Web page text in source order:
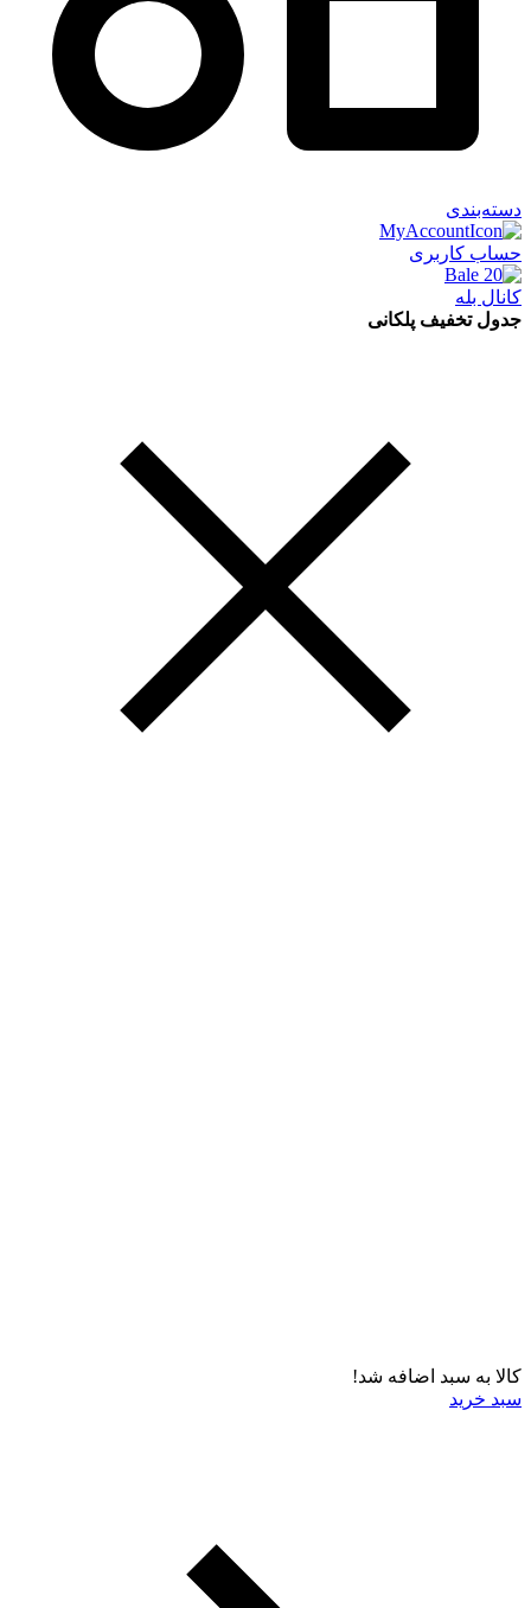
دسته‌بندی
حساب کاربری
کانال بله
جدول تخفیف پلکانی
کالا به سبد اضافه شد!
سبد خرید